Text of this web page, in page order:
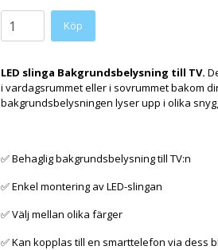
LED slinga Bakgrundsbelysning till TV.
i vardagsrummet eller i sovrummet bakom
bakgrundsbelysningen lyser upp i olika
✅ Behaglig bakgrundsbelysning till TV:n
✅ Enkel montering av LED-slingan
✅ Välj mellan olika färger
✅ Kan kopplas till en smarttelefon via dess